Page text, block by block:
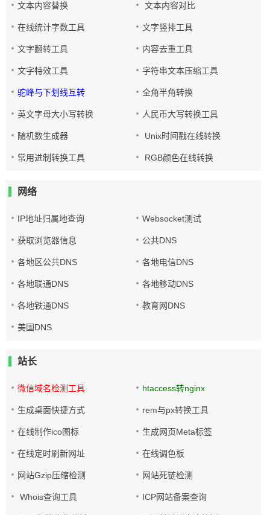
文本内容替换 文本内容对比
在线统计字数工具 文字竖排工具
文字翻转工具 内容去重工具
文字特效工具 字符串文本压缩工具
驼峰与下划线互转 全角半角转换
英文字母大小写转换 人民币大写转换工具
随机数生成器 Unix时间戳在线转换
常用进制转换工具 RGB颜色在线转换
网络
IP地址归属地查询 Websocket测试
获取浏览器信息 公共DNS
各地区公共DNS 各地电信DNS
各地联通DNS 各地移动DNS
各地铁通DNS 教育网DNS
美国DNS
站长
微信域名检测工具 htaccess转nginx
生成桌面快捷方式 rem与px转换工具
在线制作ico图标 生成网页Meta标签
在线定时刷新网址 在线调色板
网站Gzip压缩检测 网站死链检测
Whois查询工具 ICP网站备案查询